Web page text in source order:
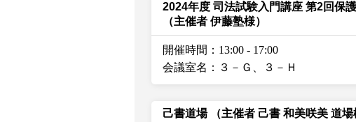
2024年度 司法試験入門講座 第2回保
（主催者 伊藤塾様）
開催時間：13:00 - 17:00
会議室名：３－Ｇ、３－Ｈ
己書道場 （主催者 己書 和美咲美 道場